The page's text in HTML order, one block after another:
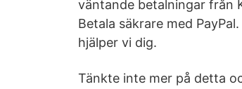
väntande betalningar från
Betala säkrare med
hjälper vi dig.
Tänkte inte mer på detta